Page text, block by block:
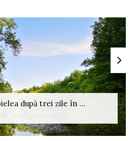
după trei zile în ...